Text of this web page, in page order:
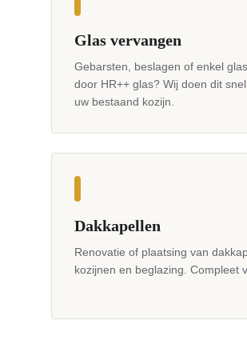
Glas vervangen
Gebarsten, beslagen of enkel
door HR++ glas? Wij doen dit
uw bestaand kozijn.
Dakkapellen
Renovatie of plaatsing van
kozijnen en beglazing. Compleet